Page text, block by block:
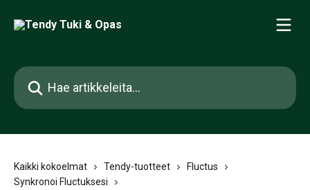
Hae artikkeleita...
Kaikki kokoelmat Tendy-tuotteet
Fluctus
Synkronoi Fluctuksesi